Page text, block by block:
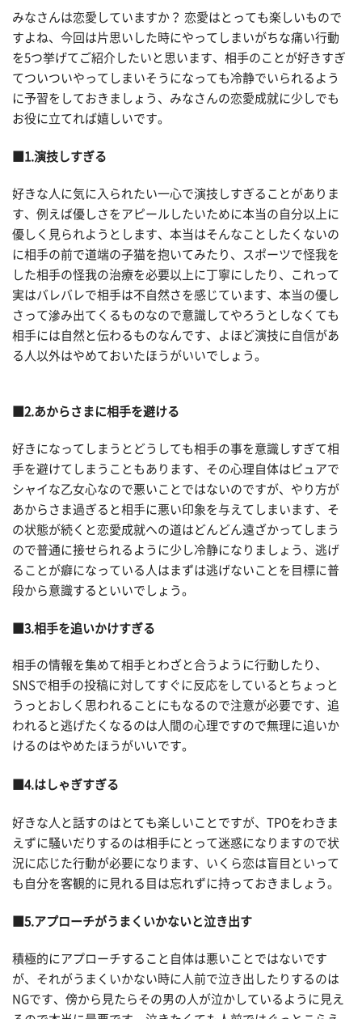
みなさんは恋愛していますか？ 恋愛はとっても楽しいもので
すよね、今回は片思いした時にやってしまいがちな痛い行動
を5つ挙げてご紹介したいと思います、相手のことが好きすぎ
てついついやってしまいそうになっても冷静でいられるよう
に予習をしておきましょう、みなさんの恋愛成就に少しでも
お役に立てれば嬉しいです。
■1.演技しすぎる
好きな人に気に入られたい一心で演技しすぎることがありま
す、例えば優しさをアピールしたいために本当の自分以上に
優しく見られようとします、本当はそんなことしたくないの
に相手の前で道端の子猫を抱いてみたり、スポーツで怪我を
した相手の怪我の治療を必要以上に丁寧にしたり、これって
実はバレバレで相手は不自然さを感じています、本当の優し
さって滲み出てくるものなので意識してやろうとしなくても
相手には自然と伝わるものなんです、よほど演技に自信があ
る人以外はやめておいたほうがいいでしょう。
■2.あからさまに相手を避ける
好きになってしまうとどうしても相手の事を意識しすぎて相
手を避けてしまうこともあります、その心理自体はピュアで
シャイな乙女心なので悪いことではないのですが、やり方が
あからさま過ぎると相手に悪い印象を与えてしまいます、そ
の状態が続くと恋愛成就への道はどんどん遠ざかってしまう
ので普通に接せられるように少し冷静になりましょう、逃げ
ることが癖になっている人はまずは逃げないことを目標に普
段から意識するといいでしょう。
■3.相手を追いかけすぎる
相手の情報を集めて相手とわざと合うように行動したり、
SNSで相手の投稿に対してすぐに反応をしているとちょっと
うっとおしく思われることにもなるので注意が必要です、追
われると逃げたくなるのは人間の心理ですので無理に追いか
けるのはやめたほうがいいです。
■4.はしゃぎすぎる
好きな人と話すのはとても楽しいことですが、TPOをわきま
えずに騒いだりするのは相手にとって迷惑になりますので状
況に応じた行動が必要になります、いくら恋は盲目といって
も自分を客観的に見れる目は忘れずに持っておきましょう。
■5.アプローチがうまくいかないと泣き出す
積極的にアプローチすること自体は悪いことではないです
が、それがうまくいかない時に人前で泣き出したりするのは
NGです、傍から見たらその男の人が泣かしているように見え